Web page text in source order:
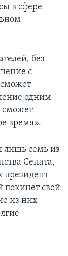
в сфере
без
с
одним
сможет
время».
лишь семь из
Сената,
президент
покинет свой
из них